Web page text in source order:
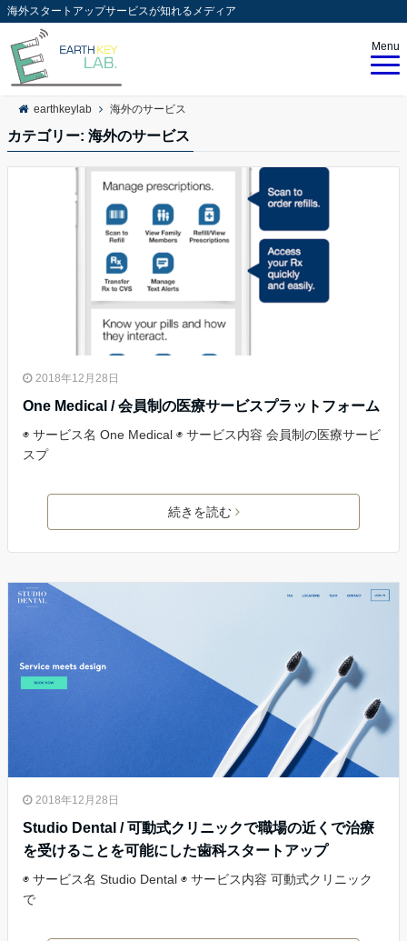
海外スタートアップサービスが知れるメディア
Menu
earthkeylab 海外のサービス
カテゴリー: 海外のサービス
2018年12月28日
One Medical / 会員制の医療サービスプラットフォーム
◉ サービス名 One Medical ◉ サービス内容 会員制の医療サービ
スプ
続きを読む
2018年12月28日
Studio Dental / 可動式クリニックで職場の近くで治療
を受けることを可能にした歯科スタートアップ
◉ サービス名 Studio Dental ◉ サービス内容 可動式クリニック
で